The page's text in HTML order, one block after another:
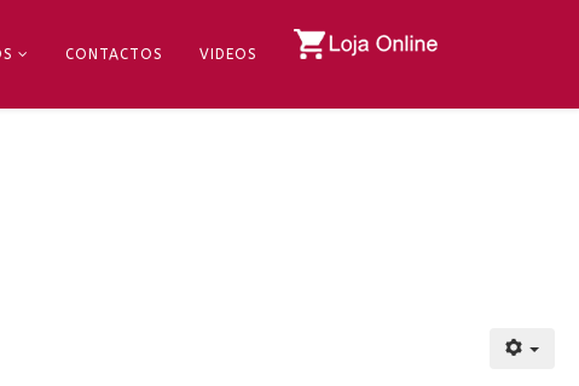
CONTACTOS VIDEOS